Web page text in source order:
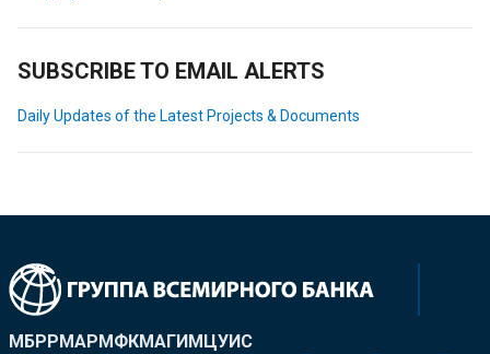
SUBSCRIBE TO EMAIL ALERTS
Daily Updates of the Latest Projects & Documents
МБРРМАРМФКМАГИМЦУИС